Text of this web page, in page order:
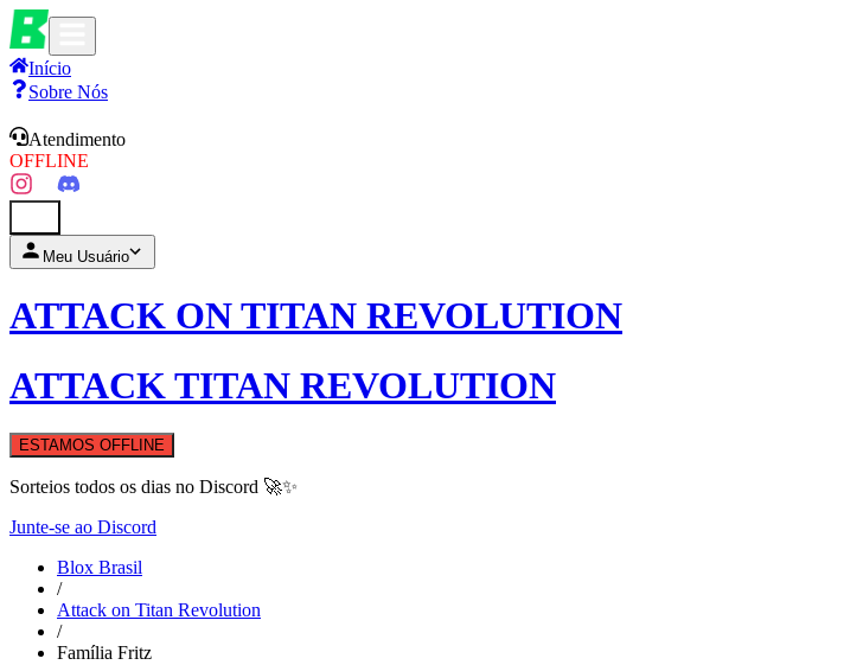
Início
Sobre Nós
Atendimento
OFFLINE
Meu Usuário
ATTACK ON TITAN REVOLUTION
ATTACK TITAN REVOLUTION
ESTAMOS OFFLINE
Sorteios todos os dias no Discord 🚀✨
Junte-se ao Discord
Blox Brasil
/
Attack on Titan Revolution
/
Família Fritz